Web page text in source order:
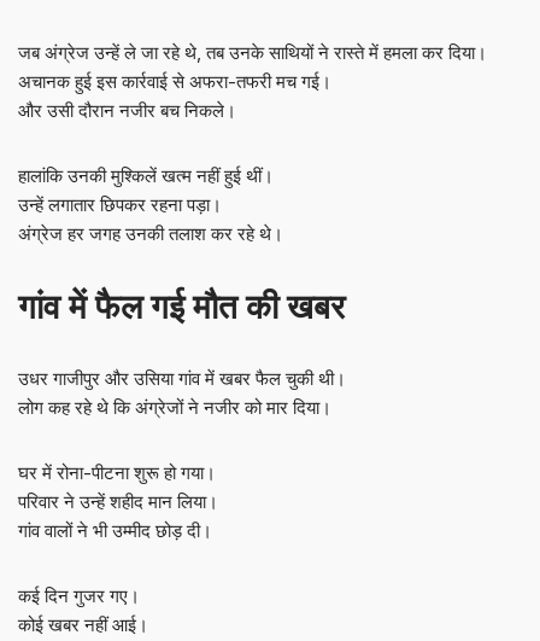
जब अंग्रेज उन्हें ले जा रहे थे, तब उनके साथियों ने रास्ते में हमला कर दिया।
अचानक हुई इस कार्रवाई से अफरा-तफरी मच गई।
और उसी दौरान नजीर बच निकले।
हालांकि उनकी मुश्किलें खत्म नहीं हुई थीं।
उन्हें लगातार छिपकर रहना पड़ा।
अंग्रेज हर जगह उनकी तलाश कर रहे थे।
गांव में फैल गई मौत की खबर
उधर गाजीपुर और उसिया गांव में खबर फैल चुकी थी।
लोग कह रहे थे कि अंग्रेजों ने नजीर को मार दिया।
घर में रोना-पीटना शुरू हो गया।
परिवार ने उन्हें शहीद मान लिया।
गांव वालों ने भी उम्मीद छोड़ दी।
कई दिन गुजर गए।
कोई खबर नहीं आई।